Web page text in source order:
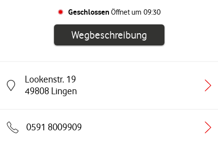
Geschlossen Öffnet um 09:30
WegbeschreibungLink öffnet in
Lookenstr. 19
49808 Lingen
Link öffnet in einem neuen Tab
0591 8009909